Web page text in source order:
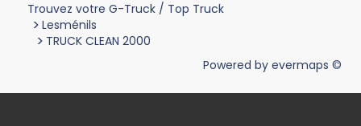
Trouvez votre G-Truck / Top Truck
> Lesménils
> TRUCK CLEAN 2000
Powered by evermaps ©